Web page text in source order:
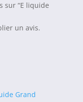
sur “E liquide
un avis.